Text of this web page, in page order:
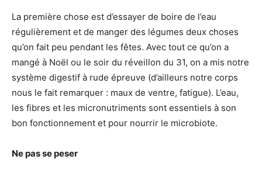
La première chose est d’essayer de boire de l’eau
régulièrement et de manger des légumes deux choses
qu’on fait peu pendant les fêtes. Avec tout ce qu’on a
mangé à Noël ou le soir du réveillon du 31, on a mis notre
système digestif à rude épreuve (d’ailleurs notre corps
nous le fait remarquer : maux de ventre, fatigue). L’eau,
les fibres et les micronutriments sont essentiels à son
bon fonctionnement et pour nourrir le microbiote.
Ne pas se peser